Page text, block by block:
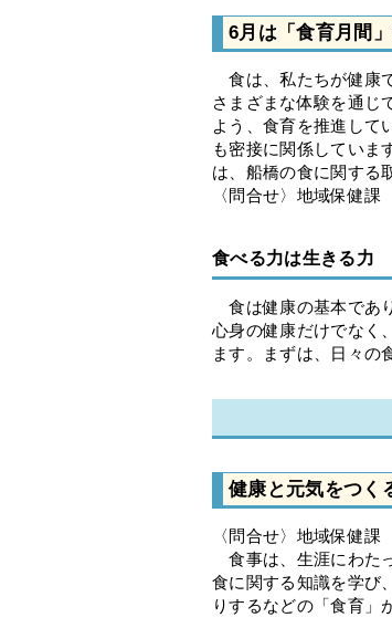
6月は「食育月間
食は、私たちが健康
さまざまな体験を通じ
よう、食育を推進して
も密接に関係していま
は、船橋の食に関する
〈問合せ〉地域保健
食べる力は生きる力
食は健康の基本であ
心身の健康だけでなく
ます。まずは、日々の
健康と元気をつ
〈問合せ〉地域保健
食事は、生涯にわた
食に関する知識を学び
りするなどの「食育」